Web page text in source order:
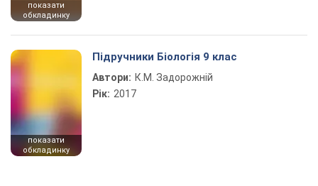
показати
обкладинку
показати
обкладинку
Підручники Біологія 9 клас
Автори: К.М. Задорожній
Рік: 2017